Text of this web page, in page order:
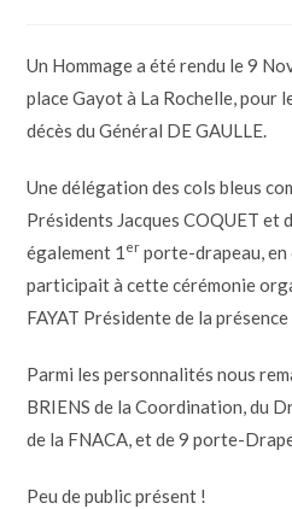
Un Hommage a été rendu le 9
place Gayot à La Rochelle, pour
décès du Général DE GAULLE.
Une délégation des cols bleus
Présidents Jacques COQUET et
également 1 er porte-drapeau,
participait à cette cérémonie
FAYAT Présidente de la
Parmi les personnalités nous
BRIENS de la Coordination, du
de la FNACA, et de 9 porte-
Peu de public présent !